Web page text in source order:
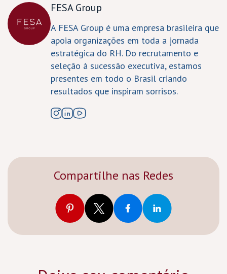
FESA Group
A FESA Group é uma empresa brasileira que
apoia organizações em toda a jornada
estratégica do RH. Do recrutamento e
seleção à sucessão executiva, estamos
presentes em todo o Brasil criando
resultados que inspiram sorrisos.
Compartilhe nas Redes